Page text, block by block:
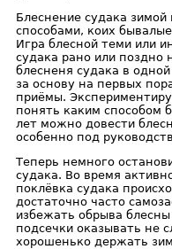
Блеснение судака
способами, коих
Игра блесной теми или
судака рано или поздно
блесненя судака в
за основу на первых
приёмы.
понять каким способом
лет можно довести
особенно под
Теперь немного
судака. Во время
поклёвка судака
достаточно часто
избежать обрыва
подсечки оказывать не
хорошенько держать